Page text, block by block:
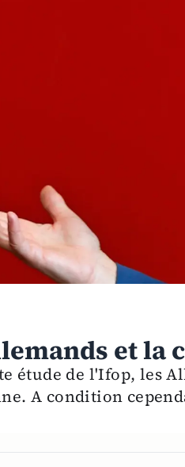
et la
étude de l'Ifop, les
A condition